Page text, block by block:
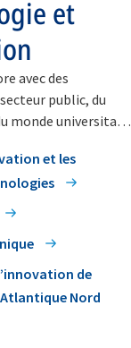
et
avec des
public, du
monde universitaire
de nouvelles
son avance
et les
de
Nord